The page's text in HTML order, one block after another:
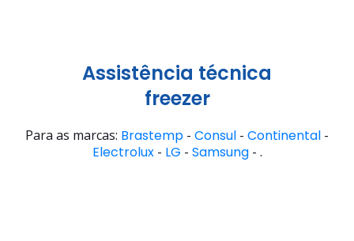
Assistência técnica
freezer
Para as marcas: Brastemp - Consul - Continental -
Electrolux- LG - Samsung- .